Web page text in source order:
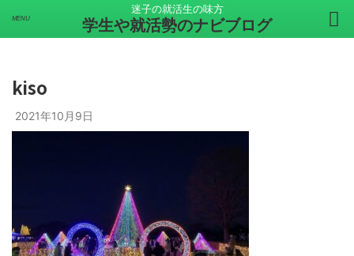
迷子の就活生の味方
学生や就活勢のナビブログ
kiso
2021年10月9日